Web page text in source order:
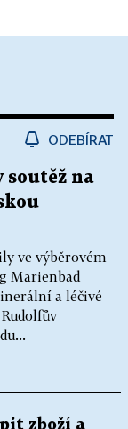
ODEBÍRAT
soutěž na
ve výběrovém
Marienbad
a léčivé
zboží a